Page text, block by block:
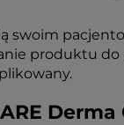
swoim
produktu do